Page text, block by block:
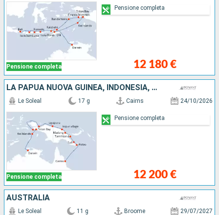
Pensione completa 12 180 €
Pensione completa
LA PAPUA NUOVA GUINEA, INDONESIA, AUSTRALIA
Pensione completa
Le Soleal 17 g Cairns 24/10/2026
12 200 €
Pensione completa
AUSTRALIA
Le Soleal 11 g Broome 29/07/2027